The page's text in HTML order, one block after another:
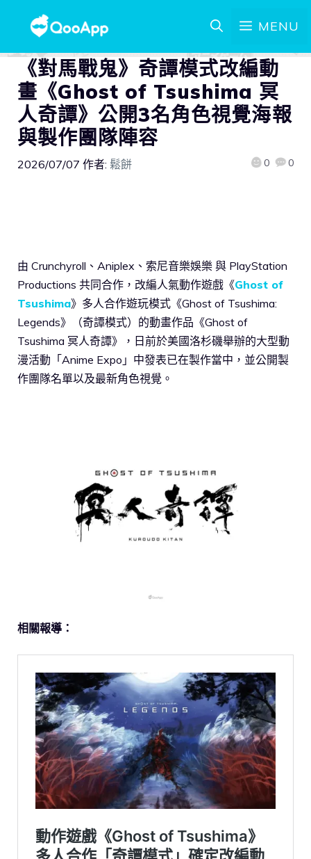
MENU
《對馬戰鬼》奇譚模式改編動
畫《Ghost of Tsushima 冥
人奇譚》公開3名角色視覺海報
與製作團隊陣容
2026/07/07 作者: 鬆餅 0 0
由 Crunchyroll、Aniplex、索尼音樂娛樂 與 PlayStation
Productions 共同合作，改編人氣動作遊戲《Ghost of
Tsushima》多人合作遊玩模式《Ghost of Tsushima:
Legends》（奇譚模式）的動畫作品《Ghost of
Tsushima 冥人奇譚》，日前於美國洛杉磯舉辦的大型動
漫活動「Anime Expo」中發表已在製作當中，並公開製
作團隊名單以及最新角色視覺。
相關報導：